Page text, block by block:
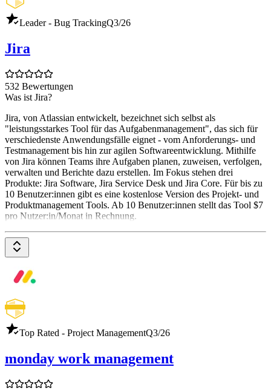
Leader - Bug TrackingQ3/26
Jira
532 Bewertungen
Was ist Jira?
Jira, von Atlassian entwickelt, bezeichnet sich selbst als
"leistungsstarkes Tool für das Aufgabenmanagement", das sich für
verschiedenste Anwendungsfälle eignet - vom Anforderungs- und
Testmanagement bis hin zur agilen Softwareentwicklung. Mithilfe
von Jira können Teams ihre Aufgaben planen, zuweisen, verfolgen,
verwalten und Berichte dazu erstellen. Im Fokus stehen drei
Produkte: Jira Software, Jira Service Desk und Jira Core. Für bis zu
10 Benutzer:innen gibt es eine kostenlose Version des Projekt- und
Produktmanagement Tools. Ab 10 Benutzer:innen stellt das Tool $7
pro Nutzer:in/Monat in Rechnung.
Top Rated - Project ManagementQ3/26
monday work management